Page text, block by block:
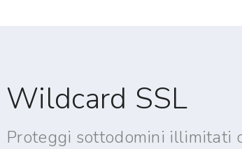
Wildcard SSL
Proteggi sottodomini illimitati